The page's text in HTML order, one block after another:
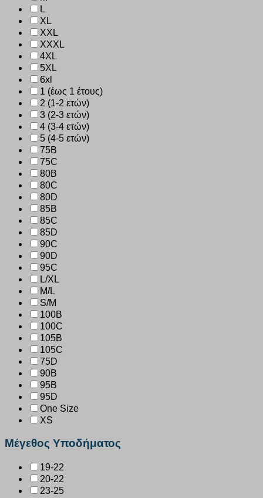
L
XL
XXL
XXXL
4XL
5XL
6xl
1 (έως 1 έτους)
2 (1-2 ετών)
3 (2-3 ετών)
4 (3-4 ετών)
5 (4-5 ετών)
75B
75C
80B
80C
80D
85B
85C
85D
90C
90D
95C
L/XL
M/L
S/M
100B
100C
105B
105C
75D
90B
95B
95D
One Size
XS
Μέγεθος Υποδήματος
19-22
20-22
23-25